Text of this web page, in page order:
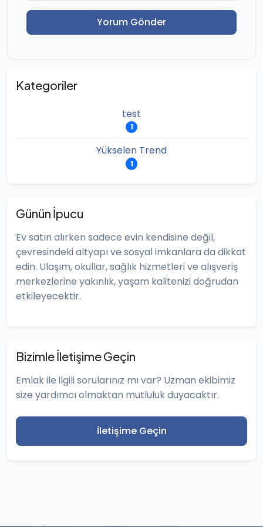
Yorum Gönder
Kategoriler
test
1
Yükselen Trend
1
Günün İpucu
Ev satın alırken sadece evin kendisine değil,
çevresindeki altyapı ve sosyal imkanlara da dikkat
edin. Ulaşım, okullar, sağlık hizmetleri ve alışveriş
merkezlerine yakınlık, yaşam kalitenizi doğrudan
etkileyecektir.
Bizimle İletişime Geçin
Emlak ile ilgili sorularınız mı var? Uzman ekibimiz
size yardımcı olmaktan mutluluk duyacaktır.
İletişime Geçin